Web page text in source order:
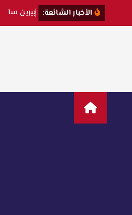
ل
و
الأخبار الشائعة: بيرين سا